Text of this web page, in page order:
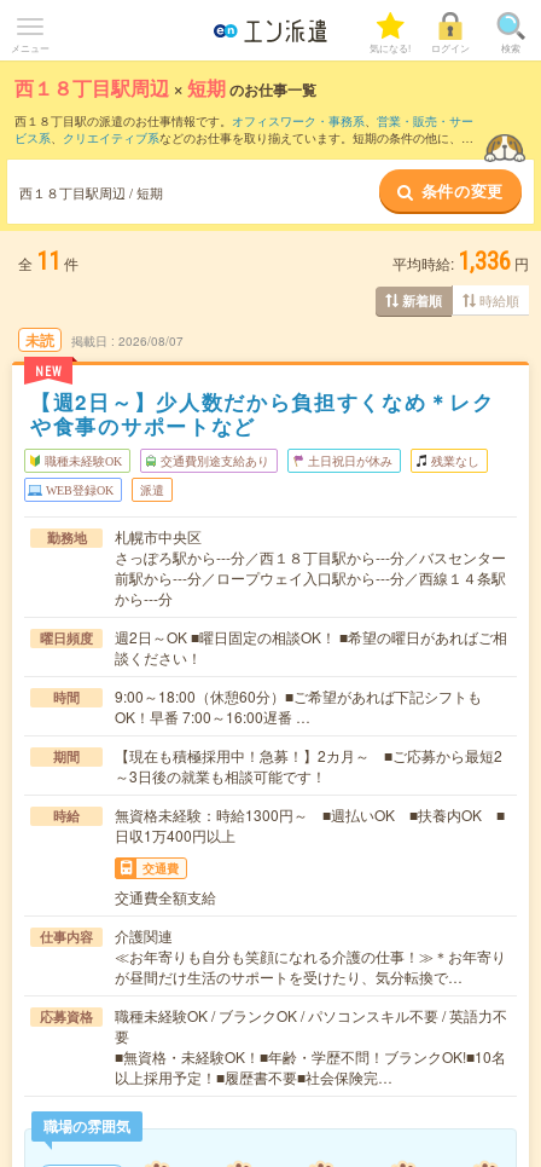
メニュー 気になる! ログイン 検索
西１８丁目駅周辺 ×短期のお仕事一覧
西１８丁目駅の派遣のお仕事情報です。 オフィスワーク・事務系、 営業・販売・サー
ビス系、 クリエイティブ系などのお仕事を取り揃えています。短期の条件の他に、 交
西１８丁目駅周辺 / 短期 条件の変更
全 11 件 平均時給: 1,336 円
新着順 時給順
未読
NEW
掲載日 2026/08/07
【週2日～】少人数だから負担すくなめ＊レク
や食事のサポートなど
職種未経験OK 交通費別途支給あり 土日祝日が休み 残業なし
WEB登録OK 派遣
勤務地
札幌市中央区
さっぽろ駅から---分／西１８丁目駅から---分／バスセンター
前駅から---分／ロープウェイ入口駅から---分／西線１４条駅
から---分
曜日頻度
週2日～OK ■曜日固定の相談OK！ ■希望の曜日があればご相
談ください！
時間
9:00～18:00（休憩60分）■ご希望があれば下記シフトも
OK！早番 7:00～16:00遅番 …
期間
【現在も積極採用中！急募！】2カ月～ ■ご応募から最短2
～3日後の就業も相談可能です！
時給
無資格未経験：時給1300円～ ■週払いOK ■扶養内OK ■
日収1万400円以上
交通費
交通費全額支給
仕事内容
介護関連
≪お年寄りも自分も笑顔になれる介護の仕事！≫＊お年寄り
が昼間だけ生活のサポートを受けたり、気分転換で…
応募資格
職種未経験OK / ブランクOK / パソコンスキル不要 / 英語力不
要
■無資格・未経験OK！■年齢・学歴不問！ブランクOK!■10名
以上採用予定！■履歴書不要■社会保険完…
職場の雰囲気